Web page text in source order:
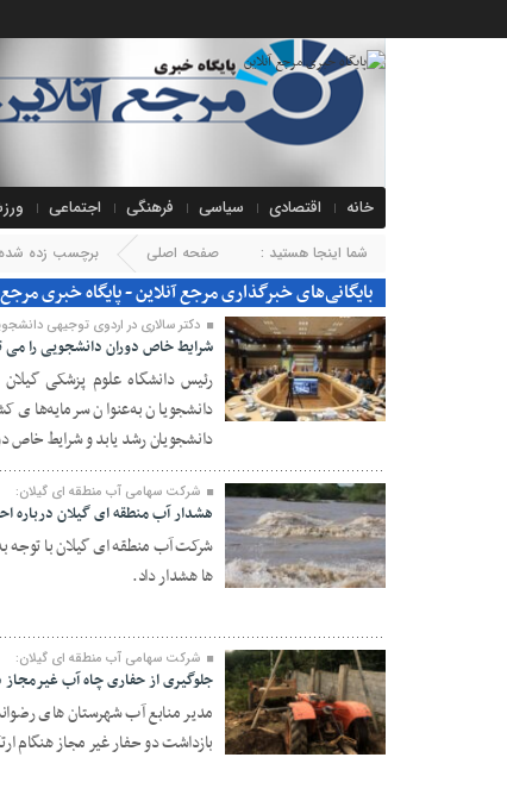
خانه اقتصادی سیاسی فرهنگی اجتماعی
شما اینجا هستید : صفحه اصلی برچسب زده شده
بایگانی‌های خبرگذاری مرجع آنلاین - پایگاه خبری مرجع
۰۶ آبان ۱۴۰۰
دکتر سالاری در اردوی توجیهی
شرایط خاص دوران دانشجویی را می
رئیس دانشگاه علوم پزشکی
دانشجویان به‌عنوان سرمایه‌های
دانشجویان رشد یابد و شرایط خاص
۲۸ مهر ۱۴۰۰
شرکت سهامی آب منطقه ای گیلان:
هشدار آب منطقه ای گیلان درباره
شرکت آب منطقه ای گیلان با توجه
ها هشدار داد.
۲۸ مهر ۱۴۰۰
شرکت سهامی آب منطقه ای گیلان:
جلوگیری از حفاری چاه آب
مدیر منابع آب شهرستان های
بازداشت دو حفار غیر مجاز هنگام